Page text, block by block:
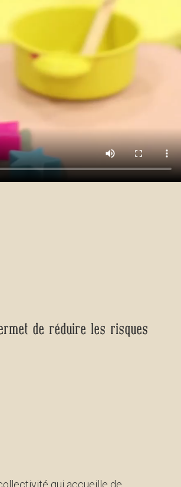
de réduire les risques
qui accueille de